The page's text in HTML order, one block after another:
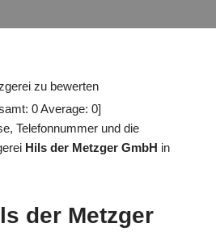
zu bewerten
0Average: 0]
Telefonnummer und die
Hils der Metzger GmbH in
der Metzger